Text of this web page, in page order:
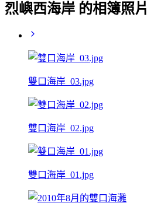
烈嶼西海岸 的相簿照片
雙口海岸_03.jpg
雙口海岸_02.jpg
雙口海岸_01.jpg